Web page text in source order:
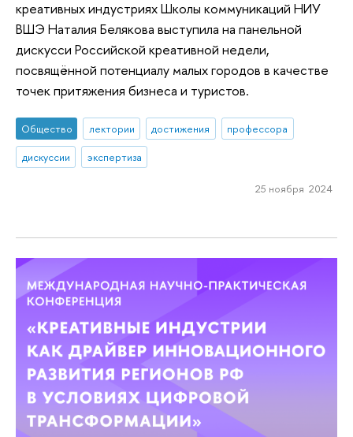
креативных индустриях Школы коммуникаций НИУ
ВШЭ Наталия Белякова выступила на панельной
дискусси Российской креативной недели,
посвящённой потенциалу малых городов в качестве
точек притяжения бизнеса и туристов.
Общество лектории достижения
профессора
дискуссии
экспертиза
25 ноября 2024